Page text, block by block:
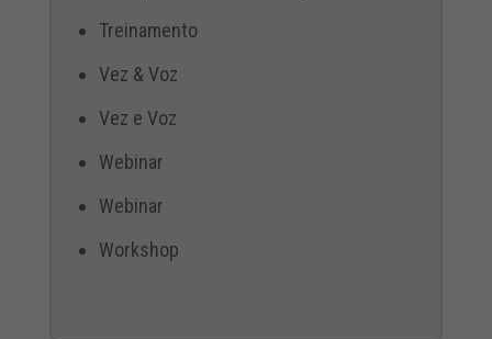
Treinamento
Vez & Voz
Vez e Voz
Webinar
Webinar
Workshop